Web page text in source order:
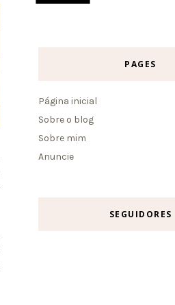
PAGES
Página inicial
Sobre o blog
Sobre mim
Anuncie
SEGUIDORES